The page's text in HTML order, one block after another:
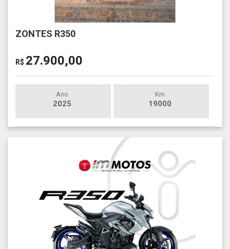
ZONTES R350
R$ 27.900,00
Ano
2025
Km
19000